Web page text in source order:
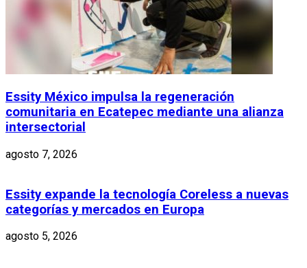
Essity México impulsa la regeneración
comunitaria en Ecatepec mediante una alianza
intersectorial
agosto 7, 2026
Essity expande la tecnología Coreless a nuevas
categorías y mercados en Europa
agosto 5, 2026